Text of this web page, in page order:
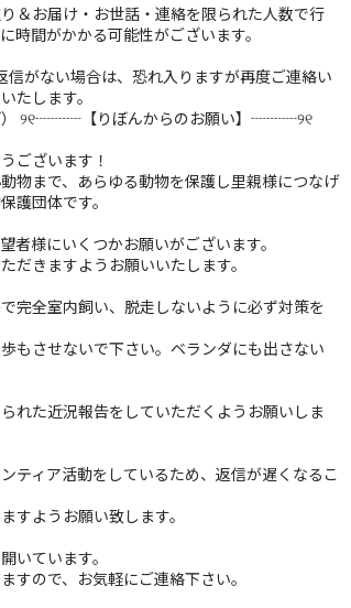
＆お届け・お世話・連絡を限られた人数で行
時間がかかる可能性がございます。
がない場合は、恐れ入りますが再度ご連絡い
たします。
） ୨୧┈┈┈【りぼんからのお願い】┈┈┈୨୧
ございます！
物まで、あらゆる動物を保護し里親様につなげ
護団体です。
者様にいくつかお願いがございます。
だきますようお願いいたします。
完全室内飼い、脱走しないように必ず対策を
もさせないで下さい。ベランダにも出さない
れた近況報告をしていただくようお願いしま
ティア活動をしているため、返信が遅くなるこ
すようお願い致します。
いています。
すので、お気軽にご連絡下さい。